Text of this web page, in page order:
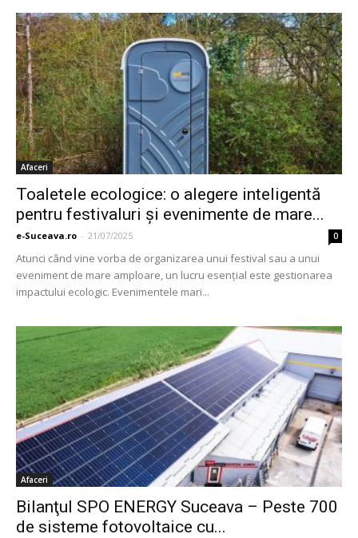
Afaceri
Toaletele ecologice: o alegere inteligentă
pentru festivaluri și evenimente de mare...
e-Suceava.ro - 21/07/2025 0
Atunci când vine vorba de organizarea unui festival sau a unui
eveniment de mare amploare, un lucru esențial este gestionarea
impactului ecologic. Evenimentele mari...
Afaceri
Bilanţul SPO ENERGY Suceava – Peste 700
de sisteme fotovoltaice cu...